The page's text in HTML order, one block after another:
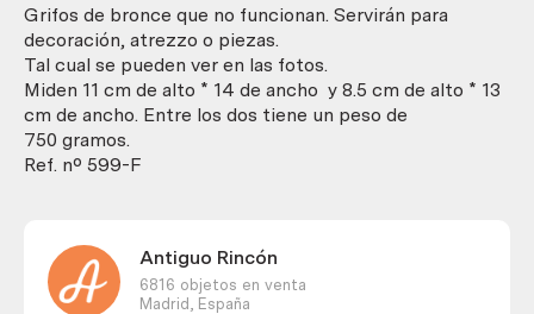
funcionan.
cantidad
Grifos de bronce que no funcionan. Servirán para
decoración, atrezzo o piezas.
Tal cual se pueden ver en las fotos.
Miden 11 cm de alto * 14 de ancho y 8.5 cm de alto * 13
cm de ancho. Entre los dos tiene un peso de
750 gramos.
Ref. nº 599-F
Antiguo Rincón
6816 objetos en venta
Madrid,
España